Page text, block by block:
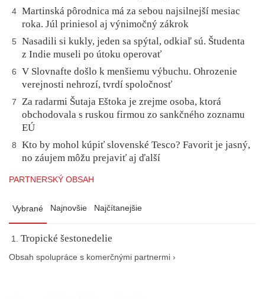
4 Martinská pôrodnica má za sebou najsilnejší mesiac
roka. Júl priniesol aj výnimočný zákrok
5
Nasadili si kukly, jeden sa spýtal, odkiaľ sú. Študenta
z Indie museli po útoku operovať
6
V Slovnafte došlo k menšiemu výbuchu. Ohrozenie
verejnosti nehrozí, tvrdí spoločnosť
7
Za radarmi Šutaja Eštoka je zrejme osoba, ktorá
obchodovala s ruskou firmou zo sankčného zoznamu
EÚ
8
Kto by mohol kúpiť slovenské Tesco? Favorit je jasný,
no záujem môžu prejaviť aj ďalší
PARTNERSKÝ OBSAH
Vybrané Najnovšie Najčítanejšie
Tropické šestonedelie
Obsah spolupráce s komerčnými partnermi ›